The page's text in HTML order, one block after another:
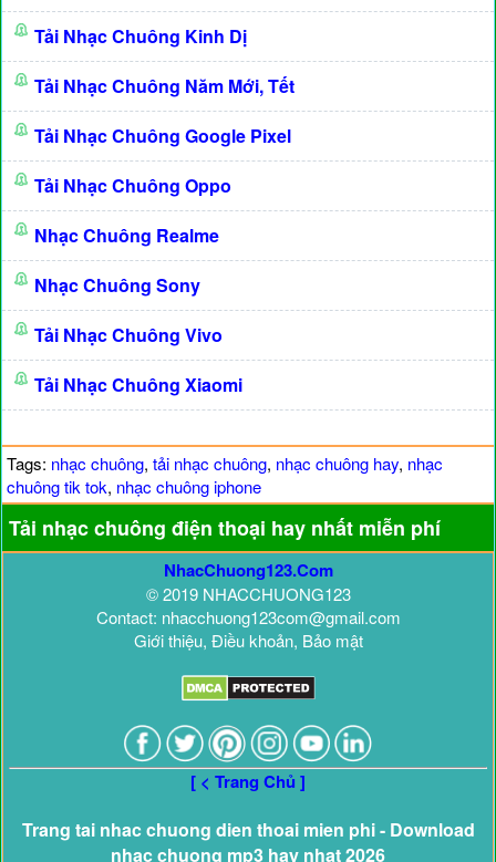
Tải Nhạc Chuông Kinh Dị
Tải Nhạc Chuông Năm Mới, Tết
Tải Nhạc Chuông Google Pixel
Tải Nhạc Chuông Oppo
Nhạc Chuông Realme
Nhạc Chuông Sony
Tải Nhạc Chuông Vivo
Tải Nhạc Chuông Xiaomi
Tags: nhạc chuông, tải nhạc chuông, nhạc chuông hay, nhạc
chuông tik tok, nhạc chuông iphone
Tải nhạc chuông điện thoại hay nhất miễn phí
NhacChuong123.Com
© 2019 NHACCHUONG123
Contact: nhacchuong123com@gmail.com
Giới thiệu, Điều khoản, Bảo mật
[ < Trang Chủ ]
Trang tai nhac chuong dien thoai mien phi - Download
nhac chuong mp3 hay nhat 2026